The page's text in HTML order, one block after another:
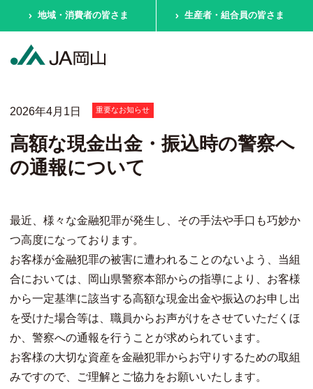
地域・消費者の皆さま 生産者・組合員の皆さま
2026年4月1日 重要なお知らせ
高額な現金出金・振込時の警察へ
の通報について
最近、様々な金融犯罪が発生し、その手法や手口も巧妙か
つ高度になっております。
お客様が金融犯罪の被害に遭われることのないよう、当組
合においては、岡山県警察本部からの指導により、お客様
から一定基準に該当する高額な現金出金や振込のお申し出
を受けた場合等は、職員からお声がけをさせていただくほ
か、警察への通報を行うことが求められています。
お客様の大切な資産を金融犯罪からお守りするための取組
みですので、ご理解とご協力をお願いいたします。